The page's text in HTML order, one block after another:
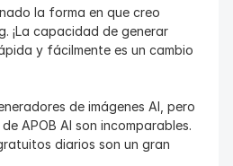
la forma en que creo
¡La capacidad de generar
y fácilmente es un cambio
de imágenes AI, pero
APOB AI son incomparables.
diarios son un gran